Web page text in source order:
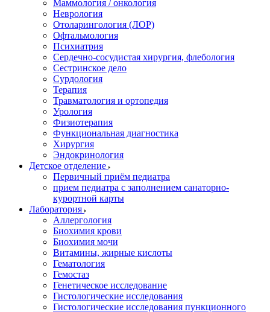
Маммология / онкология
Неврология
Отоларингология (ЛОР)
Офтальмология
Психиатрия
Сердечно-сосудистая хирургия, флебология
Сестринское дело
Сурдология
Терапия
Травматология и ортопедия
Урология
Физиотерапия
Функциональная диагностика
Хирургия
Эндокринология
Детское отделение
Первичный приём педиатра
прием педиатра с заполнением санаторно-
курортной карты
Лаборатория
Аллергология
Биохимия крови
Биохимия мочи
Витамины, жирные кислоты
Гематология
Гемостаз
Генетическое исследование
Гистологические исследования
Гистологические исследования пункционного